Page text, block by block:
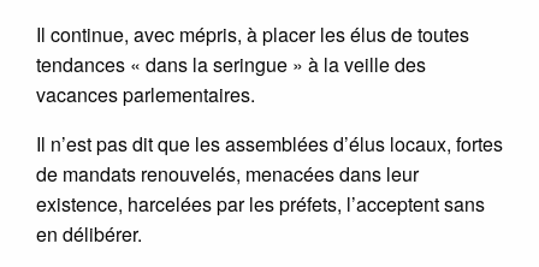
Il continue, avec mépris, à placer les élus de toutes
tendances « dans la seringue » à la veille des
vacances parlementaires.
Il n’est pas dit que les assemblées d’élus locaux, fortes
de mandats renouvelés, menacées dans leur
existence, harcelées par les préfets, l’acceptent sans
en délibérer.